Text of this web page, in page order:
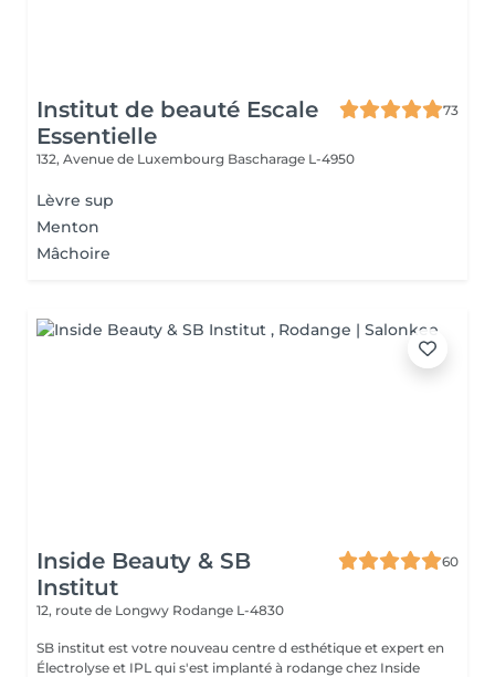
Institut de beauté Escale
Essentielle
73
132, Avenue de Luxembourg Bascharage L-4950
Lèvre sup
Menton
Mâchoire
Inside Beauty & SB
Institut
60
12, route de Longwy Rodange L-4830
SB institut est votre nouveau centre d esthétique et expert en
Électrolyse et IPL qui s'est implanté à rodange chez Inside